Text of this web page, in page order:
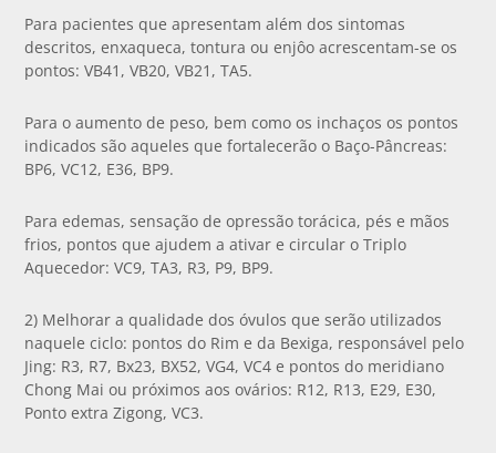
Para pacientes que apresentam além dos sintomas
descritos, enxaqueca, tontura ou enjôo acrescentam-se os
pontos: VB41, VB20, VB21, TA5.
Para o aumento de peso, bem como os inchaços os pontos
indicados são aqueles que fortalecerão o Baço-Pâncreas:
BP6, VC12, E36, BP9.
Para edemas, sensação de opressão torácica, pés e mãos
frios, pontos que ajudem a ativar e circular o Triplo
Aquecedor: VC9, TA3, R3, P9, BP9.
2) Melhorar a qualidade dos óvulos que serão utilizados
naquele ciclo: pontos do Rim e da Bexiga, responsável pelo
Jing: R3, R7, Bx23, BX52, VG4, VC4 e pontos do meridiano
Chong Mai ou próximos aos ovários: R12, R13, E29, E30,
Ponto extra Zigong, VC3.